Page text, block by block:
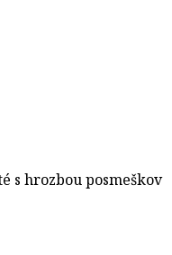
s hrozbou posmeškov